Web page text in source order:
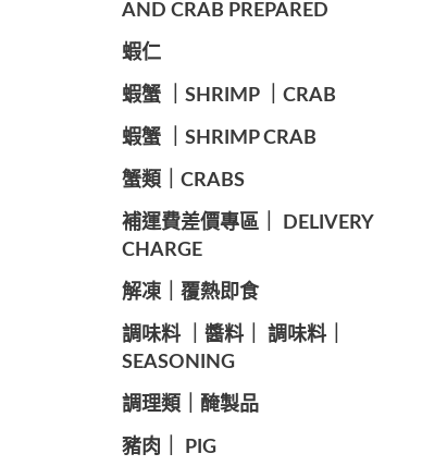
AND CRAB PREPARED
️蝦仁
️蝦蟹 ｜SHRIMP ｜CRAB
️蝦蟹 ｜SHRIMP CRAB
️蟹類｜CRABS
️補運費差價專區｜ DELIVERY
CHARGE
️解凍｜覆熱即食
️調味料 ｜醬料｜ 調味料｜
SEASONING
️調理類｜醃製品
豬肉｜ PIG